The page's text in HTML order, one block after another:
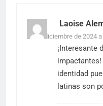
Laoise
29 de diciembre de 2024
¡Interesante
identidad
latinas son